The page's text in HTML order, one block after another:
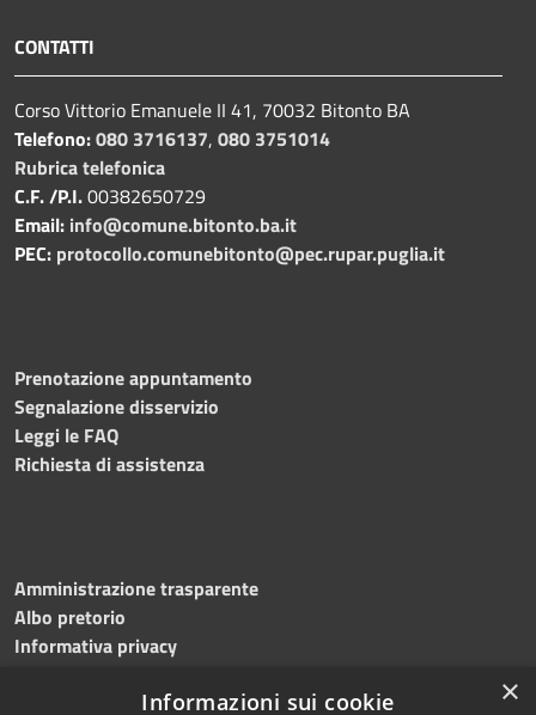
CONTATTI
Corso Vittorio Emanuele II 41, 70032 Bitonto BA
Telefono:080 3716137, 080 3751014
Rubrica telefonica
C.F. /P.I.00382650729
Email: info@comune.bitonto.ba.it
PEC: protocollo.comunebitonto@pec.rupar.puglia.it
Prenotazione appuntamento
Segnalazione disservizio
Leggi le FAQ
Richiesta di assistenza
Amministrazione trasparente
Albo pretorio
Informativa privacy
Dichiarazione di accessibilità Meccanismo di feedback ×
Informazioni sui cookie